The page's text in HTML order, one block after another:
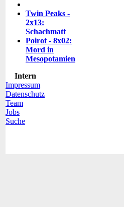
Twin Peaks -
2x13:
Schachmatt
Poirot - 8x02:
Mord in
Mesopotamien
Intern
Impressum
Datenschutz
Team
Jobs
Suche